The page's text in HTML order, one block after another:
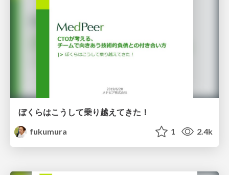
ぼくらはこうして乗り越えてきた！
fukumura
1 2.4k